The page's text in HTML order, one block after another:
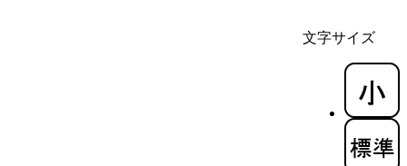
文字サイズ